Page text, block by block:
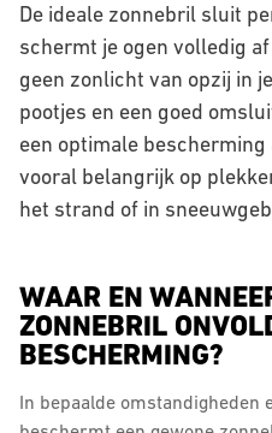
De ideale zonnebril sluit
schermt je ogen volledig
geen zonlicht van opzij in
pootjes en een goed
een optimale bescherming
vooral belangrijk op
het strand of in
WAAR EN
ZONNEBRIL
BESCHERMING?
In bepaalde omstandigheden